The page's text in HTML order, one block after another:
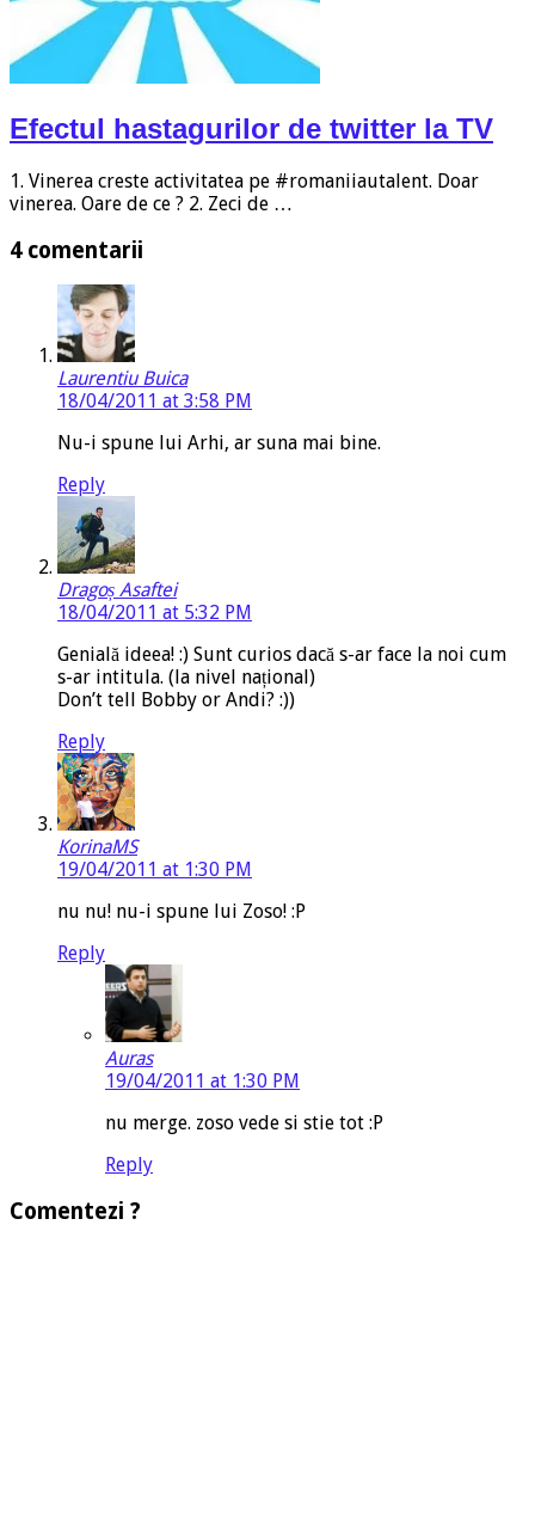
Efectul hastagurilor de twitter la TV
1. Vinerea creste activitatea pe #romaniiautalent. Doar
vinerea. Oare de ce ? 2. Zeci de …
4 comentarii
Laurentiu Buica
18/04/2011 at 3:58 PM
Nu-i spune lui Arhi, ar suna mai bine.
Reply
Dragoș Asaftei
18/04/2011 at 5:32 PM
Genială ideea! :) Sunt curios dacă s-ar face la noi cum
s-ar intitula. (la nivel național)
Don’t tell Bobby or Andi? :))
Reply
KorinaMS
19/04/2011 at 1:30 PM
nu nu! nu-i spune lui Zoso! :P
Reply
Auras
19/04/2011 at 1:30 PM
nu merge. zoso vede si stie tot :P
Reply
Comentezi ?